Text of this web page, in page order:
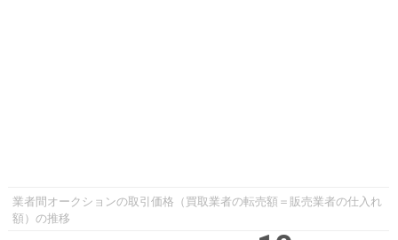
業者間オークションの取引価格（買取業者の転売額＝販売業者の仕入れ
額）の推移